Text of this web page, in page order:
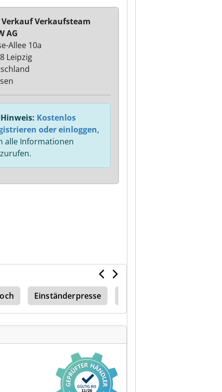
Verkaufsteam
AG
Allee 10a
Leipzig
Kostenlos
oder einloggen,
alle Informationen
Einständerpresse